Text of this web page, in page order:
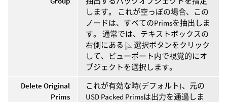
します。 これが空っぽの場合、この
ノードは、すべてのPrimsを抽出しま
す。 通常では、テキストボックスの
右側にある
選択ボタンをクリック
して、ビューポート内で視覚的にオ
ブジェクトを選択します。
Delete Original
Prims
これが有効な時(デフォルト)、元の
USD Packed Primsは出力を通過しま